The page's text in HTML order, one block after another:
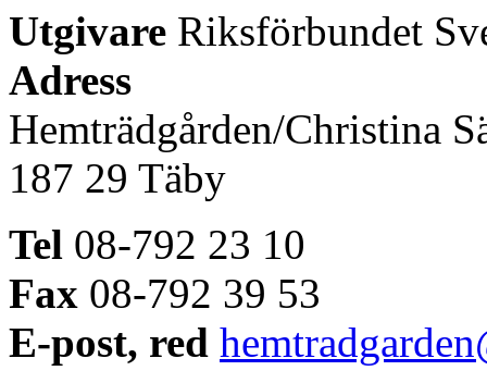
Utgivare Riksförbundet
Adress
Hemträdgården/Christina
187 29 Täby
Tel 08-792 23 10
Fax 08-792 39 53
E-post, red